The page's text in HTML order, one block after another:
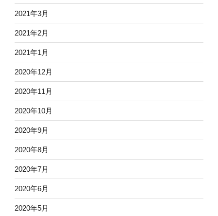
2021年3月
2021年2月
2021年1月
2020年12月
2020年11月
2020年10月
2020年9月
2020年8月
2020年7月
2020年6月
2020年5月